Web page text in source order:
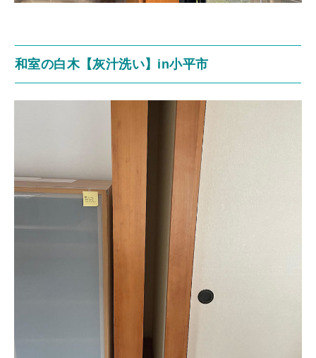
和室の白木【灰汁洗い】in小平市